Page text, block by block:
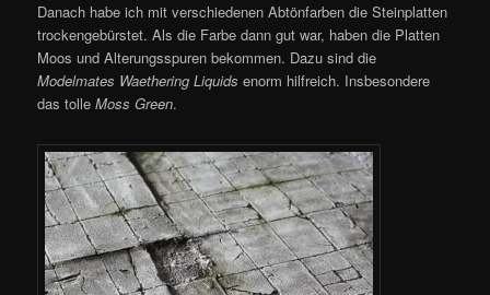
Danach habe ich mit verschiedenen Abtönfarben die Steinplatten
trockengebürstet. Als die Farbe dann gut war, haben die Platten
Moos und Alterungsspuren bekommen. Dazu sind die
Modelmates Waethering Liquids enorm hilfreich. Insbesondere
das tolleMoss Green.